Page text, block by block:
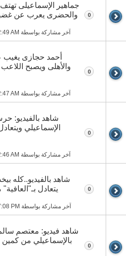
جماهير الإسماعيلى تهتف
والحضرى يعرب عن
آخر مشاركة بواسطة AM
0
أحمد حجازى يغيب
آخر مشاركة بواسطة AM
0
شاهد بالفيديو:
الإسماعيلي
آخر مشاركة بواسطة AM
0
شاهد بالفيديو..كله
يتعادل
آخر مشاركة بواسطة PM
0
شاهد فيديو: معتصم
بالإسماعيلي من
0